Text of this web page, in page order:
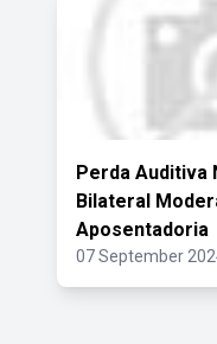
Perda Auditiva
Bilateral
Aposentadoria
07 September